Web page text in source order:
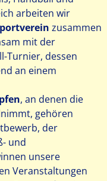
arbeiten wir
zusammen
mit der
Turnier, dessen
an einem
, an denen die
gehören
der
und
unsere
Veranstaltungen